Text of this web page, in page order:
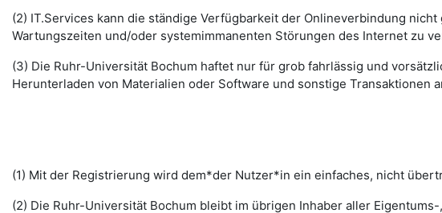
(2) IT.Services kann die ständige Verfügbarkeit der Onlineverbindung
Wartungszeiten und/oder systemimmanenten Störungen des Internet zu
(3) Die Ruhr-Universität Bochum haftet nur für grob fahrlässig und
Herunterladen von Materialien oder Software und sonstige Transaktionen
(1) Mit der Registrierung wird dem*der Nutzer*in ein einfaches, nicht
(2) Die Ruhr-Universität Bochum bleibt im übrigen Inhaber aller